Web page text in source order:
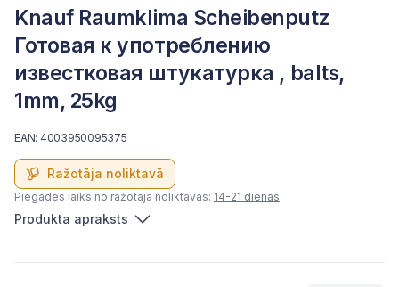
Knauf Raumklima Scheibenputz
Готовая к употреблению
известковая штукатурка , balts,
1mm, 25kg
Ražotāja noliktavā
EAN: 4003950095375
Piegādes laiks no ražotāja noliktavas: 14-21 dienas
Produkta apraksts